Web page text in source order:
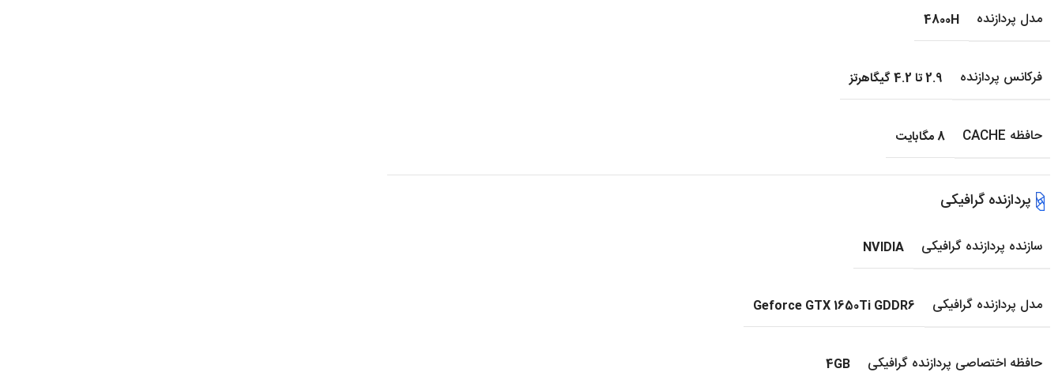
مدل پردازنده 4800H
فرکانس پردازنده 2.9 تا 4.2 گیگاهرتز
حافظه CACHE 8 مگابایت
پردازنده گرافیکی
سازنده پردازنده گرافیکی NVIDIA
مدل پردازنده گرافیکی Geforce GTX 1650Ti GDDR6
حافظه اختصاصی پردازنده گرافیکی 4GB